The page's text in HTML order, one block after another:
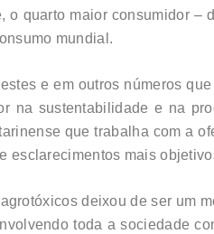
o quarto maior consumidor –
mundial.
e em outros números
na sustentabilidade e na
que trabalha com a
esclarecimentos mais
deixou de ser um
toda a sociedade